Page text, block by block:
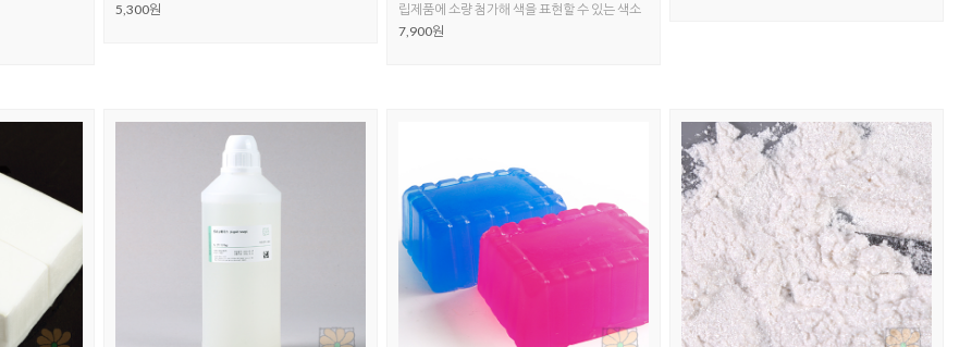
5,300원
립제품에 소량 첨가해 색을 표현할 수 있는 색소
7,900원